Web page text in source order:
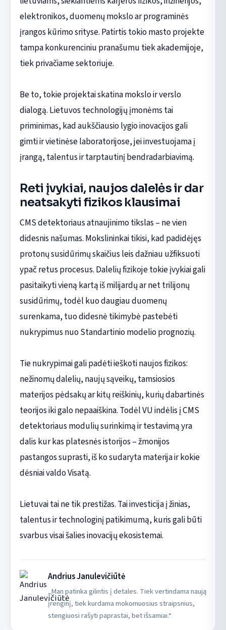
elektronikos, duomenų mokslo ar programinės
įrangos kūrimo srityse. Patirtis tokio masto projekte
tampa konkurenciniu pranašumu tiek akademijoje,
tiek privačiame sektoriuje.
Be to, tokie projektai skatina mokslo ir verslo
dialogą. Lietuvos technologijų įmonėms tai
priminimas, kad aukščiausio lygio inovacijos gali
gimti ir vietinėse laboratorijose, jei investuojama į
įrangą, talentus ir tarptautinį bendradarbiavimą.
Reti įvykiai, naujos dalelės ir dar
neatsakyti fizikos klausimai
CMS detektoriaus atnaujinimo tikslas – ne vien
didesnis našumas. Mokslininkai tikisi, kad padidėjęs
protonų susidūrimų skaičius leis dažniau užfiksuoti
ypač retus procesus. Dalelių fizikoje tokie įvykiai gali
pasitaikyti vieną kartą iš milijardų ar net trilijonų
susidūrimų, todėl kuo daugiau duomenų
surenkama, tuo didesnė tikimybė pastebėti
nukrypimus nuo Standartinio modelio prognozių.
Tie nukrypimai gali padėti ieškoti naujos fizikos:
nežinomų dalelių, naujų sąveikų, tamsiosios
materijos pėdsakų ar kitų reiškinių, kurių dabartinės
teorijos iki galo nepaaiškina. Todėl VU indėlis į CMS
detektoriaus modulių surinkimą ir testavimą yra
dalis kur kas platesnės istorijos – žmonijos
pastangos suprasti, iš ko sudaryta materija ir kokie
dėsniai valdo Visatą.
Lietuvai tai ne tik prestižas. Tai investicija į žinias,
talentus ir technologinį patikimumą, kuris gali būti
svarbus visai šalies inovacijų ekosistemai.
Andrius Janulevičiūtė
„Man patinka gilintis į detales. Tiek vertindama naują
įrenginį, tiek kurdama mokomuosius straipsnius,
stengiuosi rašyti paprastai, bet išsamiai.“